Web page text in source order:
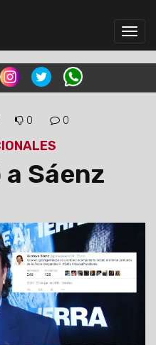
0 0
Sáenz